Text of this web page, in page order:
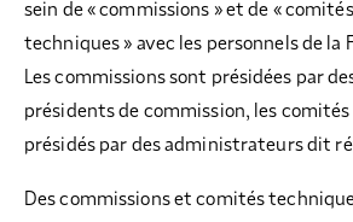
sein de « commissions » et de « comités
techniques » avec les personnels de la
Les commissions sont présidées par
présidents de commission, les
présidés par des administrateurs dit
Des commissions et comités